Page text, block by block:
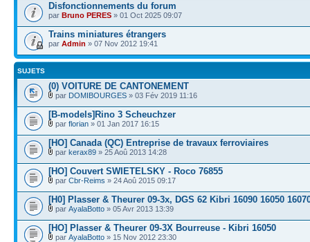
Disfonctionnements du forum
par Bruno PERES » 01 Oct 2025 09:07
Trains miniatures étrangers
par Admin » 07 Nov 2012 19:41
SUJETS
(0) VOITURE DE CANTONEMENT
par DOMIBOURGES » 03 Fév 2019 11:16
[B-models]Rino 3 Scheuchzer
par florian » 01 Jan 2017 16:15
[HO] Canada (QC) Entreprise de travaux ferroviaires
par kerax89 » 25 Aoû 2013 14:28
[HO] Couvert SWIETELSKY - Roco 76855
par Cbr-Reims » 24 Aoû 2015 09:17
[H0] Plasser & Theurer 09-3x, DGS 62 Kibri 16090 16050
par AyalaBotto » 05 Avr 2013 13:39
[HO] Plasser & Theurer 09-3X Bourreuse - Kibri 16050
par AyalaBotto » 15 Nov 2012 23:30